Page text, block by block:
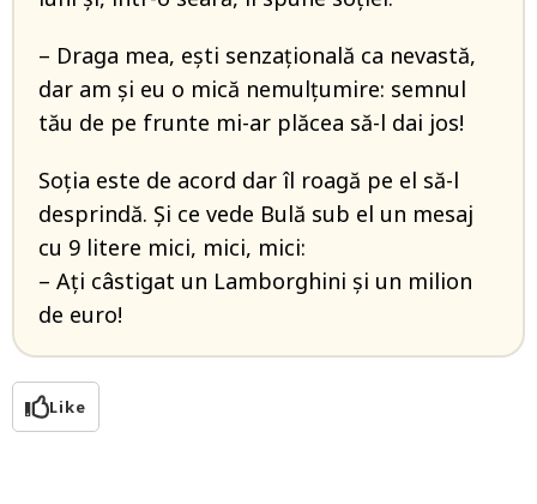
– Draga mea, eşti senzațională ca nevastă,
dar am şi eu o mică nemulţumire: semnul
tău de pe frunte mi-ar plăcea să-l dai jos!
Soţia este de acord dar îl roagă pe el să-l
desprindă. Şi ce vede Bulă sub el un mesaj
cu 9 litere mici, mici, mici:
– Aţi câstigat un Lamborghini şi un milion
de euro!
Like